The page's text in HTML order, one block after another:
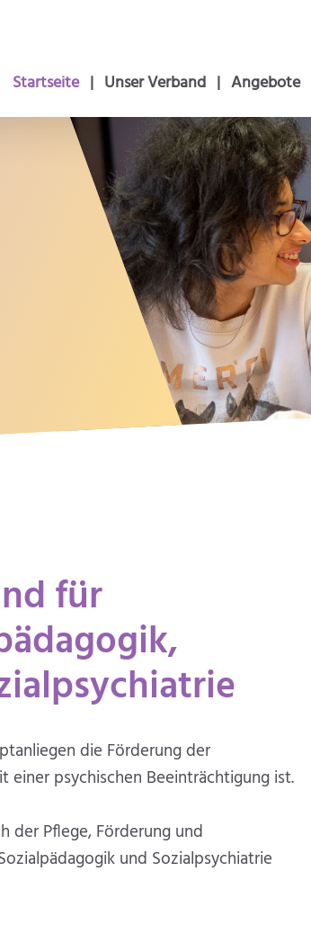
Navigation
Startseite Unser Verband Angebote
für
die Förderung der
psychischen Beeinträchtigung ist.
der Pflege, Förderung und
und Sozialpsychiatrie